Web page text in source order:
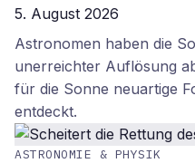
5. August 2026
Astronomen haben die
unerreichter Auflösung
für die Sonne neuartige
entdeckt.
ASTRONOMIE & PHYSIK